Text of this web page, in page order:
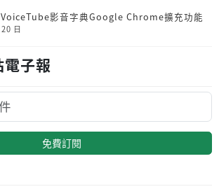
影音字典Google Chrome擴充功能
日
子報
免費訂閱